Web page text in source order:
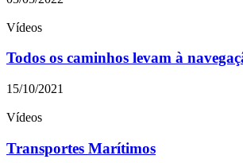
Vídeos
Todos os caminhos levam à
15/10/2021
Vídeos
Transportes Marítimos